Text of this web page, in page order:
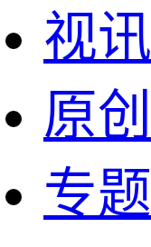
视讯
原创
专题